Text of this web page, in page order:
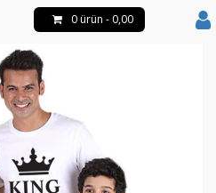
0 ürün - 0,00